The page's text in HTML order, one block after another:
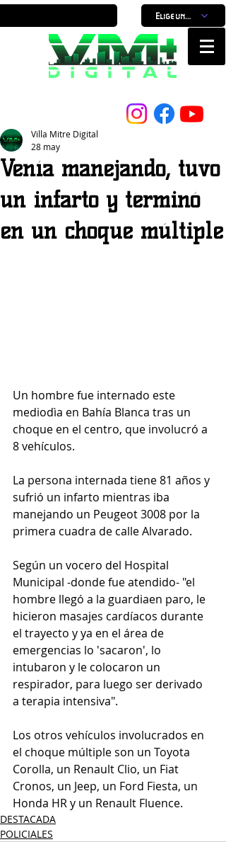
Elige un horario
Venía manejando, tuvo
un infarto y terminó
en un choque múltiple
Villa Mitre Digital
28 may
Un hombre fue internado este
mediodìa en Bahía Blanca tras un
choque en el centro, que involucró a
8 vehículos.
La persona internada tiene 81 años y
sufrió un infarto mientras iba
manejando un Peugeot 3008 por la
primera cuadra de calle Alvarado.
Según un vocero del Hospital
Municipal -donde fue atendido- "el
hombre llegó a la guardiaen paro, le
hicieron masajes cardíacos durante
el trayecto y ya en el área de
emergencias lo 'sacaron', lo
intubaron y le colocaron un
respirador, para luego ser derivado
a terapia intensiva".
Los otros vehículos involucrados en
el choque múltiple son un Toyota
Corolla, un Renault Clio, un Fiat
Cronos, un Jeep, un Ford Fiesta, un
Honda HR y un Renault Fluence.
DESTACADA
POLICIALES